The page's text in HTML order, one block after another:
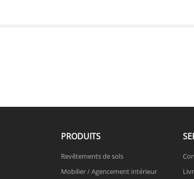
PRODUITS
Revêtements de sols
Mobilier / Agencement intérieur